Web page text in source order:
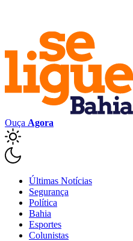
Ouça Agora
Últimas Notícias
Segurança
Política
Bahia
Esportes
Colunistas